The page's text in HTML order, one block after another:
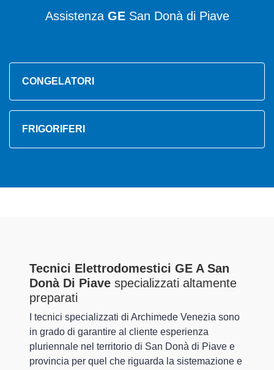
Assistenza GESan Donà di Piave
CONGELATORI
FRIGORIFERI
Tecnici Elettrodomestici GE A San
Donà Di Piave specializzati altamente
preparati
I tecnici specializzati di Archimede Venezia sono
in grado di garantire al cliente esperienza
pluriennale nel territorio di San Donà di Piave e
provincia per quel che riguarda la sistemazione e